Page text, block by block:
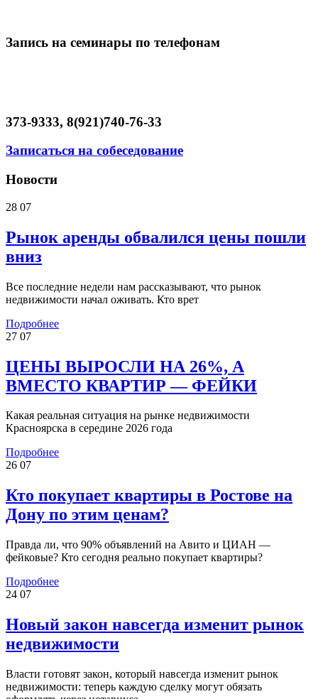
Запись на семинары по телефонам
373-9333, 8(921)740-76-33
Записаться на собеседование
Новости
28 07
Рынок аренды обвалился цены пошли
вниз
Все последние недели нам рассказывают, что рынок
недвижимости начал оживать. Кто врет
Подробнее
27 07
ЦЕНЫ ВЫРОСЛИ НА 26%, А
ВМЕСТО КВАРТИР — ФЕЙКИ
Какая реальная ситуация на рынке недвижимости
Красноярска в середине 2026 года
Подробнее
26 07
Кто покупает квартиры в Ростове на
Дону по этим ценам?
Правда ли, что 90% объявлений на Авито и ЦИАН —
фейковые? Кто сегодня реально покупает квартиры?
Подробнее
24 07
Новый закон навсегда изменит рынок
недвижимости
Власти готовят закон, который навсегда изменит рынок
недвижимости: теперь каждую сделку могут обязать